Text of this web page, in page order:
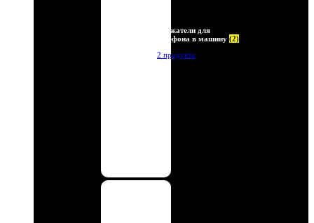
Держатели для
телефона в машину (2)
2 продукта